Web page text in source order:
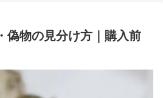
偽物の見分け方｜購入前